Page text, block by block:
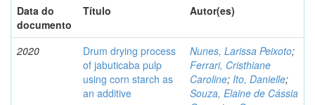
Data do
documento
Título Autor(es)
2020
Drum drying process
of jabuticaba pulp
using corn starch as
an additive
Nunes, Larissa Peixoto;
Ferrari, Cristhiane
Caroline; Ito, Danielle;
Souza, Elaine de Cássia